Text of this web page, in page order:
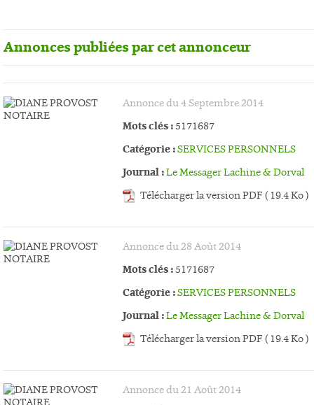
Annonces publiées par cet annonceur
Annonce du 4 Septembre 2014
Mots clés :5171687
Catégorie :SERVICES PERSONNELS
Journal :Le Messager Lachine & Dorval
Télécharger la version PDF ( 19.4 Ko )
Annonce du 28 Août 2014
Mots clés :5171687
Catégorie :SERVICES PERSONNELS
Journal :Le Messager Lachine & Dorval
Télécharger la version PDF ( 19.4 Ko )
Annonce du 21 Août 2014